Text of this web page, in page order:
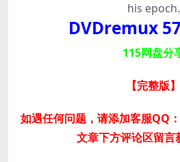
his epoch.
DVDremux
115网盘分
【完整版】
如遇任何问题，请添加客服QQ
文章下方评论区留言